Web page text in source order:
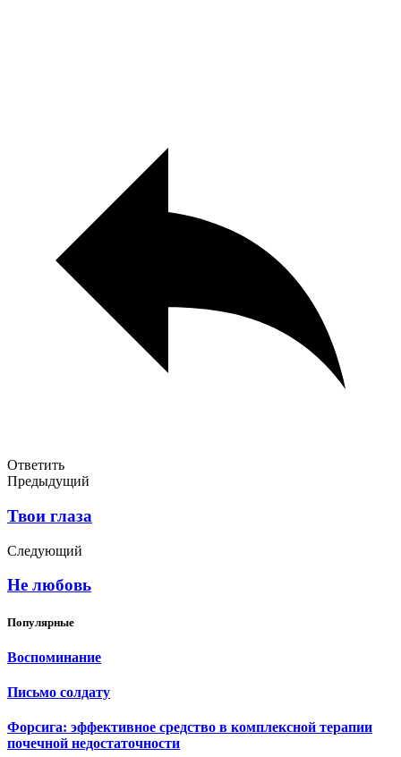
Ответить
Предыдущий
Твои глаза
Следующий
Не любовь
Популярные
Воспоминание
Письмо солдату
Форсига: эффективное средство в комплексной терапии
почечной недостаточности